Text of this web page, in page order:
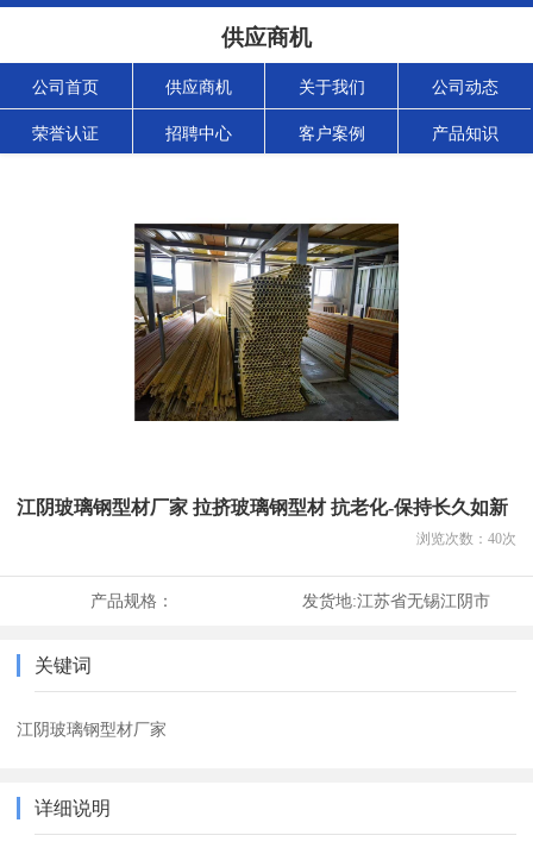
供应商机
公司首页 供应商机 关于我们 公司动态
荣誉认证 招聘中心 客户案例 产品知识
江阴玻璃钢型材厂家 拉挤玻璃钢型材 抗老化-保持长久如新
浏览次数： 40次
产品规格： 发货地:江苏省无锡江阴市
关键词
江阴玻璃钢型材厂家
详细说明